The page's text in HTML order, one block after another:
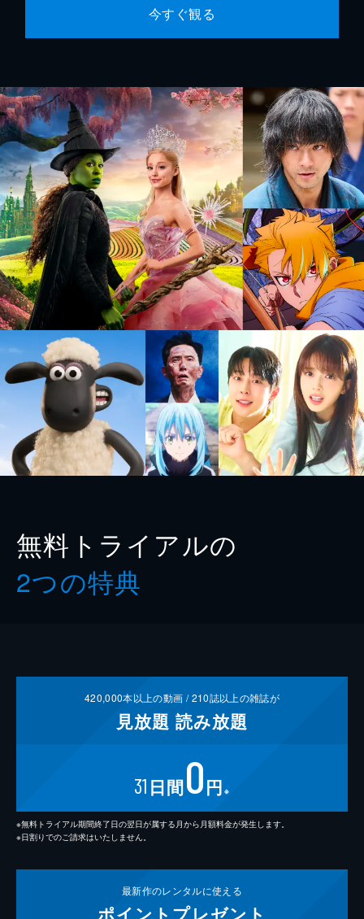
今すぐ観る
無料トライアルの
2つの特典
420,000本以上の動画 /210誌以上の雑誌が
見放題 読み放題
31 日間0円 ※
※無料トライアル期間終了日の翌日が属する月から月額料金が発生します。
※日割りでのご請求はいたしません。
最新作のレンタルに使える
ポイント プレゼント